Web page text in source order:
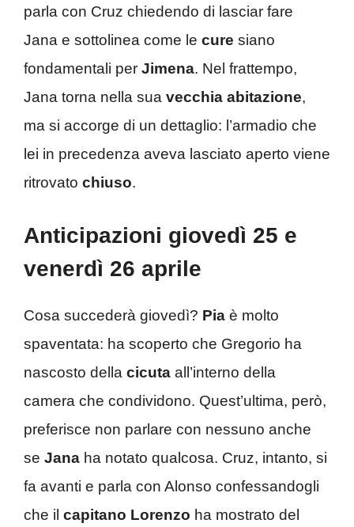
parla con Cruz chiedendo di lasciar fare
Jana e sottolinea come le cure siano
fondamentali per Jimena. Nel frattempo,
Jana torna nella sua vecchia abitazione,
ma si accorge di un dettaglio: l’armadio che
lei in precedenza aveva lasciato aperto viene
ritrovato chiuso.
Anticipazioni giovedì 25 e
venerdì 26 aprile
Cosa succederà giovedì? Pia è molto
spaventata: ha scoperto che Gregorio ha
nascosto della cicuta all’interno della
camera che condividono. Quest’ultima, però,
preferisce non parlare con nessuno anche
se Jana ha notato qualcosa. Cruz, intanto, si
fa avanti e parla con Alonso confessandogli
che il capitano Lorenzo ha mostrato del